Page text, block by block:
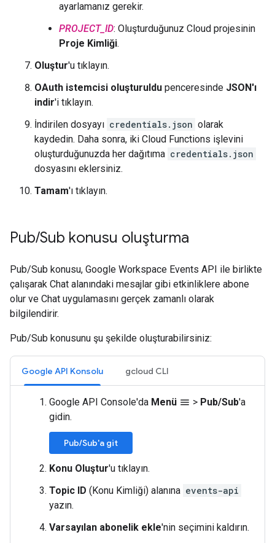
ayarlamanız gerekir.
PROJECT_ID: Oluşturduğunuz Cloud projesinin
Proje Kimliği.
Oluştur'u tıklayın.
OAuth istemcisi oluşturuldu penceresinde JSON'ı
indir'i tıklayın.
İndirilen dosyayı credentials.json olarak
kaydedin. Daha sonra, iki Cloud Functions işlevini
oluşturduğunuzda her dağıtıma credentials.json
dosyasını eklersiniz.
Tamam'ı tıklayın.
Pub/Sub konusu oluşturma
Pub/Sub konusu, Google Workspace Events API ile birlikte
çalışarak Chat alanındaki mesajlar gibi etkinliklere abone
olur ve Chat uygulamasını gerçek zamanlı olarak
bilgilendirir.
Pub/Sub konusunu şu şekilde oluşturabilirsiniz:
Google API Konsolu gcloud CLI
Google API Console'da Menü menu > Pub/Sub'a
gidin.
Pub/Sub'a git
Konu Oluştur'u tıklayın.
Topic ID (Konu Kimliği) alanına events-api
yazın.
Varsayılan abonelik ekle'nin seçimini kaldırın.